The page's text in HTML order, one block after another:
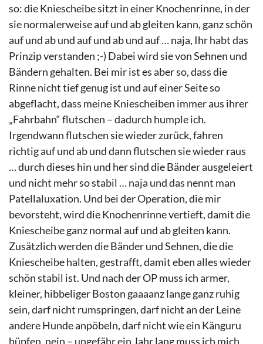
so: die Kniescheibe sitzt in einer Knochenrinne, in der
sie normalerweise auf und ab gleiten kann, ganz schön
auf und ab und auf und ab und auf … naja, Ihr habt das
Prinzip verstanden ;-) Dabei wird sie von Sehnen und
Bändern gehalten. Bei mir ist es aber so, dass die
Rinne nicht tief genug ist und auf einer Seite so
abgeflacht, dass meine Kniescheiben immer aus ihrer
„Fahrbahn“ flutschen – dadurch humple ich.
Irgendwann flutschen sie wieder zurück, fahren
richtig auf und ab und dann flutschen sie wieder raus
… durch dieses hin und her sind die Bänder ausgeleiert
und nicht mehr so stabil … naja und das nennt man
Patellaluxation. Und bei der Operation, die mir
bevorsteht, wird die Knochenrinne vertieft, damit die
Kniescheibe ganz normal auf und ab gleiten kann.
Zusätzlich werden die Bänder und Sehnen, die die
Kniescheibe halten, gestrafft, damit eben alles wieder
schön stabil ist. Und nach der OP muss ich armer,
kleiner, hibbeliger Boston gaaaanz lange ganz ruhig
sein, darf nicht rumspringen, darf nicht an der Leine
andere Hunde anpöbeln, darf nicht wie ein Känguru
hüpfen, nein – ungefähr ein Jahr lang muss ich mich